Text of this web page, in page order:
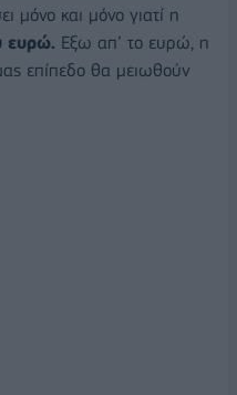
μόνο και μόνο γιατί η
ευρώ. Εξω απ’ το ευρώ, η
επίπεδο θα μειωθούν